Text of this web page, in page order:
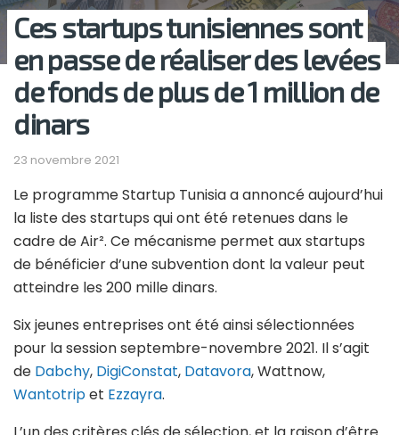
Ces startups tunisiennes sont
en passe de réaliser des levées
de fonds de plus de 1 million de
dinars
23 novembre 2021
Le programme Startup Tunisia a annoncé aujourd’hui
la liste des startups qui ont été retenues dans le
cadre de Air². Ce mécanisme permet aux startups
de bénéficier d’une subvention dont la valeur peut
atteindre les 200 mille dinars.
Six jeunes entreprises ont été ainsi sélectionnées
pour la session septembre-novembre 2021. Il s’agit
de Dabchy, DigiConstat, Datavora, Wattnow,
Wantotripet Ezzayra.